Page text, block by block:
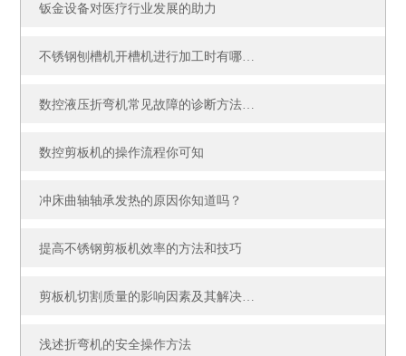
钣金设备对医疗行业发展的助力
数控剪板机的操作流程你可知
冲床曲轴轴承发热的原因你知道吗？
提高不锈钢剪板机效率的方法和技巧
浅述折弯机的安全操作方法